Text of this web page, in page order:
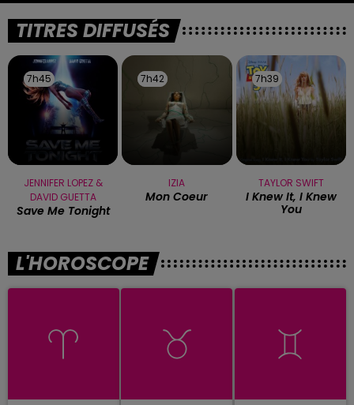
TITRES DIFFUSÉS
7h45
7h45
JENNIFER LOPEZ &
DAVID GUETTA
Save Me Tonight
7h42
7h42
IZIA
Mon Coeur
7h39
7h39
TAYLOR SWIFT
I Knew It, I Knew
You
L'HOROSCOPE